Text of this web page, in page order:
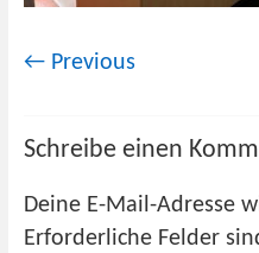
← Previous
Schreibe einen
Deine E-Mail-Adresse
Erforderliche Felder